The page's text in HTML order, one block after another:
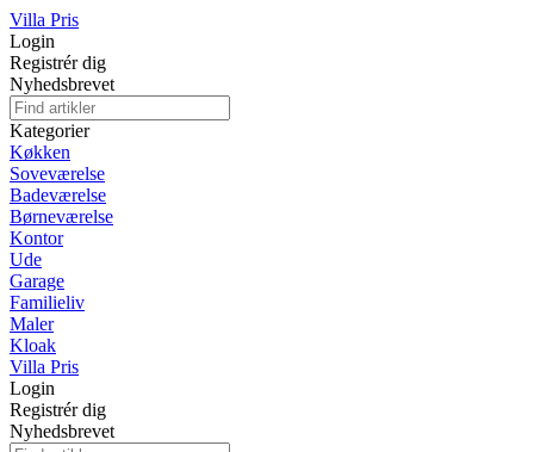
Villa Pris
Login
Registrér dig
Nyhedsbrevet
Kategorier
Køkken
Soveværelse
Badeværelse
Børneværelse
Kontor
Ude
Garage
Familieliv
Maler
Kloak
Villa Pris
Login
Registrér dig
Nyhedsbrevet